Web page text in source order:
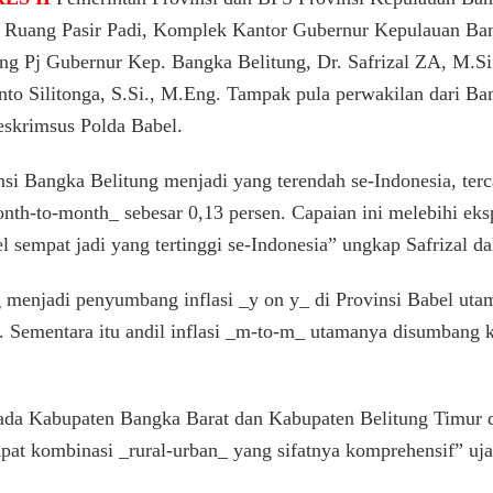
Indonesia,
Pj
Safrizal
Lengah,
Ayunkan
Langkah
Pasir Padi, Komplek Kantor Gubernur Kepulauan
Pj Gubernur Kep. Bangka Belitung, Dr. Safrizal ZA,
Silitonga, S.Si., M.Eng. Tampak pula perwakilan dari
Polda Babel.
Bangka Belitung menjadi yang terendah se-Indonesia,
to-month_ sebesar 0,13 persen. Capaian ini melebihi
sempat jadi yang tertinggi se-Indonesia” ungkap Safrizal
penyumbang inflasi _y on y_ di Provinsi Babel
itu andil inflasi _m-to-m_ utamanya disumbang
Kabupaten Bangka Barat dan Kabupaten Belitung Timur
kombinasi _rural-urban_ yang sifatnya komprehensif”